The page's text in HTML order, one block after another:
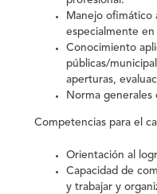
Manejo ofimático
especialmente
Conocimiento
públicas/
aperturas,
Norma generales
Competencias para el
Orientación al
Capacidad de
y trabajar y